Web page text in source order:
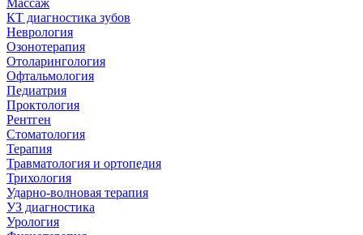
Массаж
КТ диагностика зубов
Неврология
Озонотерапия
Отоларингология
Офтальмология
Педиатрия
Проктология
Рентген
Стоматология
Терапия
Травматология и ортопедия
Трихология
Ударно-волновая терапия
УЗ диагностика
Урология